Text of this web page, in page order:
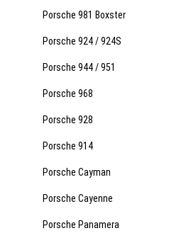
Porsche 981 Boxster
Porsche 924 / 924S
Porsche 944 / 951
Porsche 968
Porsche 928
Porsche 914
Porsche Cayman
Porsche Cayenne
Porsche Panamera